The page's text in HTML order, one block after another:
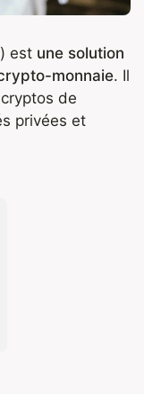
est une solution
monnaie. Il
de
privées et